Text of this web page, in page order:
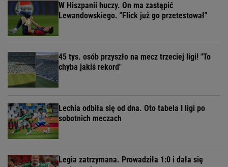
W Hiszpanii huczy. On ma zastąpić
Lewandowskiego. "Flick już go przetestował"
45 tys. osób przyszło na mecz trzeciej ligi! "To
chyba jakiś rekord"
Lechia odbiła się od dna. Oto tabela I ligi po
sobotnich meczach
Legia zatrzymana. Prowadziła 1:0 i dała się